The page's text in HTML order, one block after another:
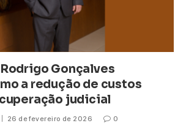
Gonçalves
a redução de custos
judicial
26 de fevereiro de 2026 0